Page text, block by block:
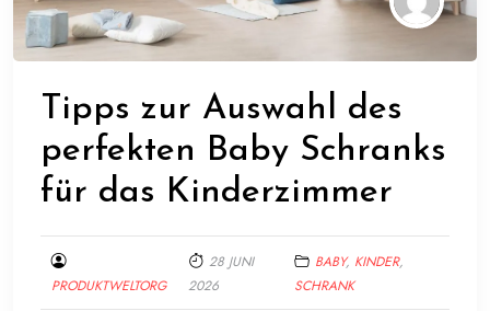
Tipps zur Auswahl des
perfekten Baby Schranks
für das Kinderzimmer
PRODUKTWELTORG
28 JUNI
2026
BABY, KINDER,
SCHRANK